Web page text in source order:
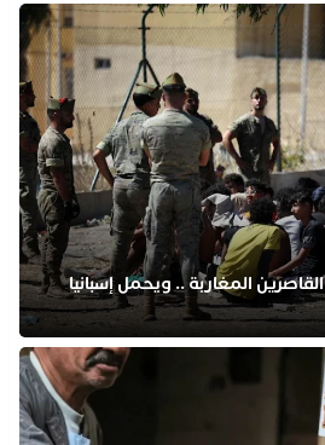
المغاربة .. ويحمل إسبانيا